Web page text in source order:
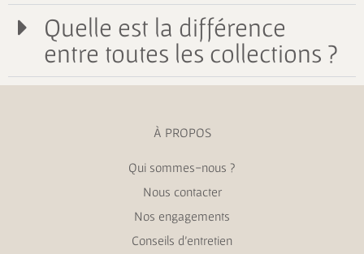
Quelle est la différence
entre toutes les collections ?
À PROPOS
Qui sommes-nous ?
Nous contacter
Nos engagements
Conseils d’entretien